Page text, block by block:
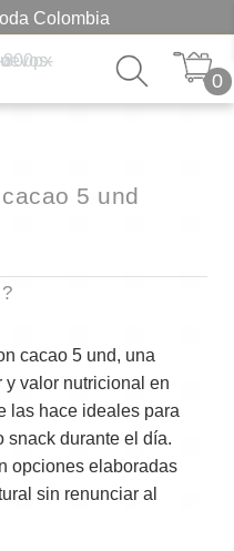
Colombia
0
5 und
cacao 5 und, una
valor nutricional en
las hace ideales para
snack durante el día.
opciones elaboradas
sin renunciar al